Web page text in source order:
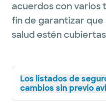
acuerdos con varios
fin de garantizar que
salud estén
Los listados de
cambios sin previo